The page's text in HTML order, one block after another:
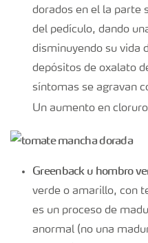
dorados en el la parte
del pedículo, dando
disminuyendo su vida
depósitos de oxalato
síntomas se agravan
Un aumento en
Greenback u hombro
verde o amarillo, con
es un proceso de
anormal (no una